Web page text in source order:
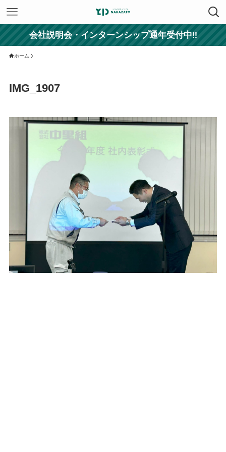
会社説明会・インターンシップ通年受付中‼
ホーム
IMG_1907